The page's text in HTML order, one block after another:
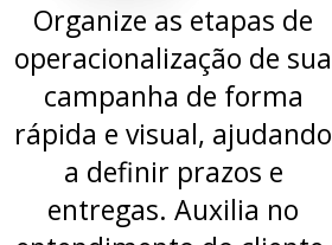
Organize as etapas de
operacionalização de sua
campanha de forma
rápida e visual, ajudando
a definir prazos e
entregas. Auxilia no